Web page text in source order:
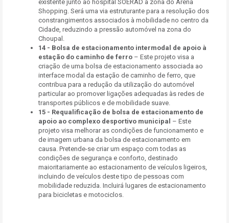
existente junto ao hospital SOERAD à zona do Arena
Shopping. Será uma via estruturante para a resolução dos
constrangimentos associados à mobilidade no centro da
Cidade, reduzindo a pressão automóvel na zona do
Choupal.
14 - Bolsa de estacionamento intermodal de apoio à
estação do caminho de ferro – Este projeto visa a
criação de uma bolsa de estacionamento associada ao
interface modal da estação de caminho de ferro, que
contribua para a redução da utilização do automóvel
particular ao promover ligações adequadas às redes de
transportes públicos e de mobilidade suave.
15 - Requalificação de bolsa de estacionamento de
apoio ao complexo desportivo municipal – Este
projeto visa melhorar as condições de funcionamento e
de imagem urbana da bolsa de estacionamento em
causa. Pretende-se criar um espaço com todas as
condições de segurança e conforto, destinado
maioritariamente ao estacionamento de veículos ligeiros,
incluindo de veículos deste tipo de pessoas com
mobilidade reduzida. Incluirá lugares de estacionamento
para bicicletas e motociclos.